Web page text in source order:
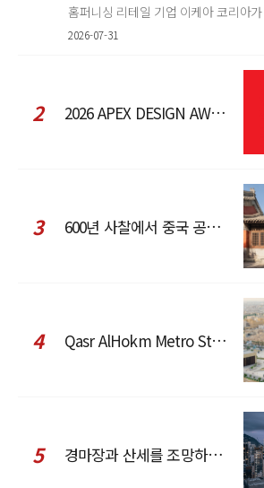
2026-07-31
2 2026 APEX DESIGN AWARDS
3 600년 사찰에서 중국 공예와 현대 패션을 직조한 ZARA x Fanglu Lin Pop-Up
4 Qasr AlHokm Metro Station, 구도심과 현대 공공 인프라의 접점을 제안하다
5 경마장과 산세를 조망하는 CCD Hong Kong Creative Center